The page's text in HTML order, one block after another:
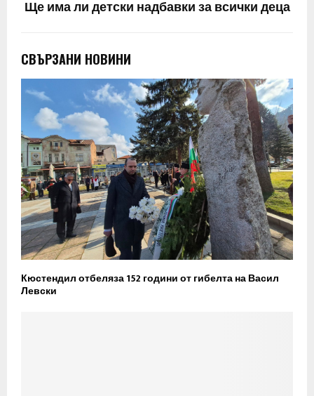
Ще има ли детски надбавки за всички деца
СВЪРЗАНИ НОВИНИ
Кюстендил отбеляза 152 години от гибелта на Васил
Левски